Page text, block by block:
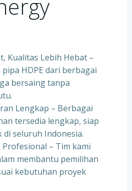
Kualitas Lebih Hebat –
HDPE dari berbagai
bersaing tanpa
Lengkap – Berbagai
tersedia lengkap, siap
seluruh Indonesia.
Profesional – Tim kami
membantu pemilihan
kebutuhan proyek